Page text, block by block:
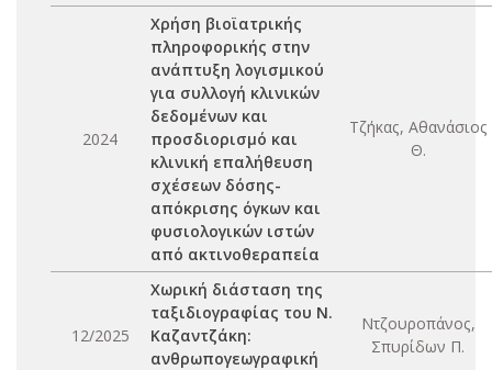
2024
Χρήση βιοϊατρικής
πληροφορικής στην
ανάπτυξη λογισμικού
για συλλογή κλινικών
δεδομένων και
προσδιορισμό και
κλινική επαλήθευση
σχέσεων δόσης-
απόκρισης όγκων και
φυσιολογικών ιστών
από ακτινοθεραπεία
Τζήκας, Αθανάσιος
Θ.
12/2025
Χωρική διάσταση της
ταξιδιογραφίας του Ν.
Καζαντζάκη:
ανθρωπογεωγραφική
Ντζουροπάνος,
Σπυρίδων Π.